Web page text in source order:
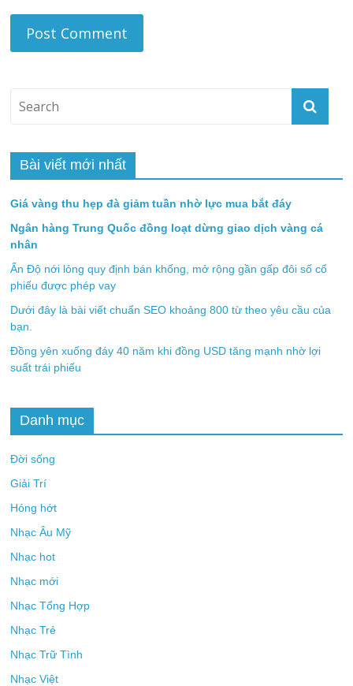
Bài viết mới nhất
Giá vàng thu hẹp đà giảm tuần nhờ lực mua bắt đáy
Ngân hàng Trung Quốc đồng loạt dừng giao dịch vàng cá
nhân
Ấn Độ nới lỏng quy định bán khống, mở rộng gần gấp đôi số cổ
phiếu được phép vay
Dưới đây là bài viết chuẩn SEO khoảng 800 từ theo yêu cầu của
bạn.
Đồng yên xuống đáy 40 năm khi đồng USD tăng mạnh nhờ lợi
suất trái phiếu
Danh mục
Đời sống
Giải Trí
Hóng hớt
Nhạc Âu Mỹ
Nhạc hot
Nhạc mới
Nhạc Tổng Hợp
Nhạc Trẻ
Nhạc Trữ Tình
Nhạc Việt